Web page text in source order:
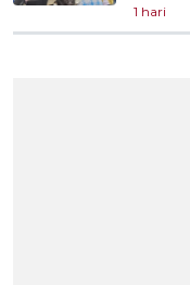
1 hari